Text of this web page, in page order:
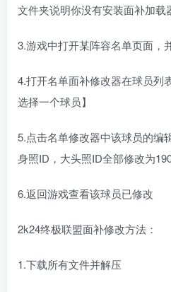
文件夹说明你没有安装面补加载
3.游戏中打开某阵容名单页面，
4.打开名单面补修改器在球员列
选择一个球员】
5.点击名单修改器中该球员的编
身照ID，大头照ID全部修改为
6.返回游戏查看该球员已修改
2k24终极联盟面补修改方法：
1.下载所有文件并解压